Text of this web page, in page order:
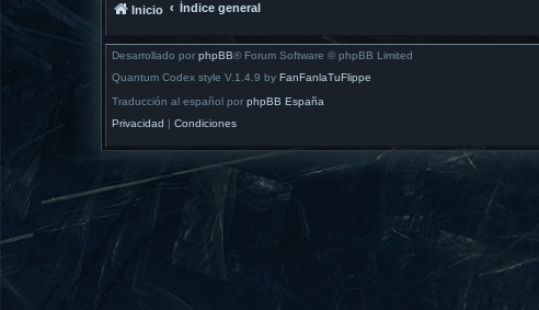
Inicio Índice general
Desarrollado por phpBB® Forum Software © phpBB Limited
Quantum Codex style V.1.4.9 by FanFanlaTuFlippe
Traducción al español por phpBB España
Privacidad | Condiciones